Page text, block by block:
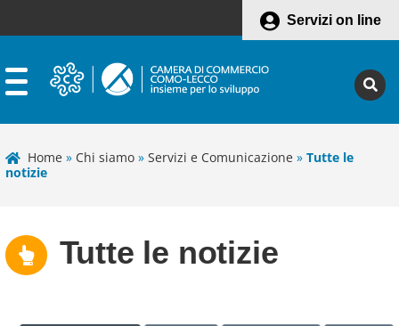
Servizi on line
Home » Chi siamo » Servizi e Comunicazione » Tutte le
notizie
Tutte le notizie